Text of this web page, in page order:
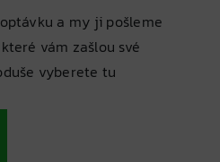
a my ji pošleme
vám zašlou své
vyberete tu